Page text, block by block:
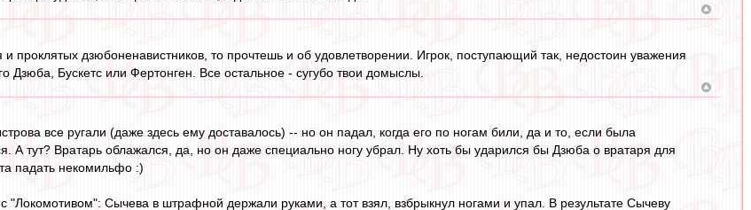
и проклятых дзюбоненавистников, то прочтешь и об удовлетворении. Игрок, поступающий так, недостоин уважения
Дзюба, Бускетс или Фертонген. Все остальное - сугубо твои домыслы.
все ругали (даже здесь ему доставалось) -- но он падал, когда его по ногам били, да и то, если была
А тут? Вратарь облажался, да, но он даже специально ногу убрал. Ну хоть бы ударился бы Дзюба о вратаря для
падать некомильфо :)
"Локомотивом": Сычева в штрафной держали руками, а тот взял, взбрыкнул ногами и упал. В результате Сычеву